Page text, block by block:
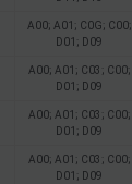
A00; A01; C0G; C00;
D01; D09
A00; A01; C03; C00;
D01; D09
A00; A01; C03; C00;
D01; D09
A00; A01; C03; C00;
D01; D09